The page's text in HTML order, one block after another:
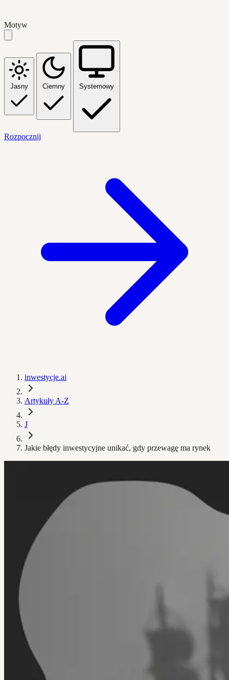
Motyw
Jasny Ciemny Systemowy
Rozpocznij
inwestycje.ai
Artykuły A-Z
J
Jakie błędy inwestycyjne unikać, gdy przewagę ma rynek